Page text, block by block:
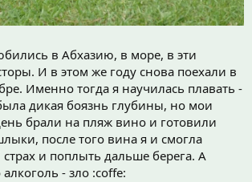
в Абхазию, в море, в эти
И в этом же году снова поехали в
Именно тогда я научилась плавать -
дикая боязнь глубины, но мои
брали на пляж вино и готовили
после того вина я и смогла
страх и поплыть дальше берега. А
- зло :coffe: